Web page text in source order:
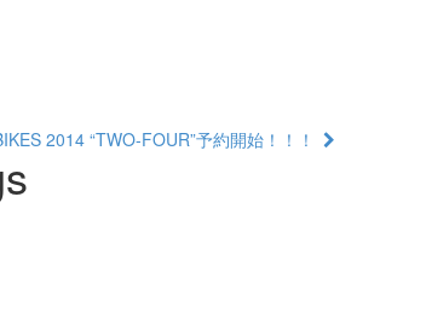
2014 “TWO-FOUR”予約開始！！！